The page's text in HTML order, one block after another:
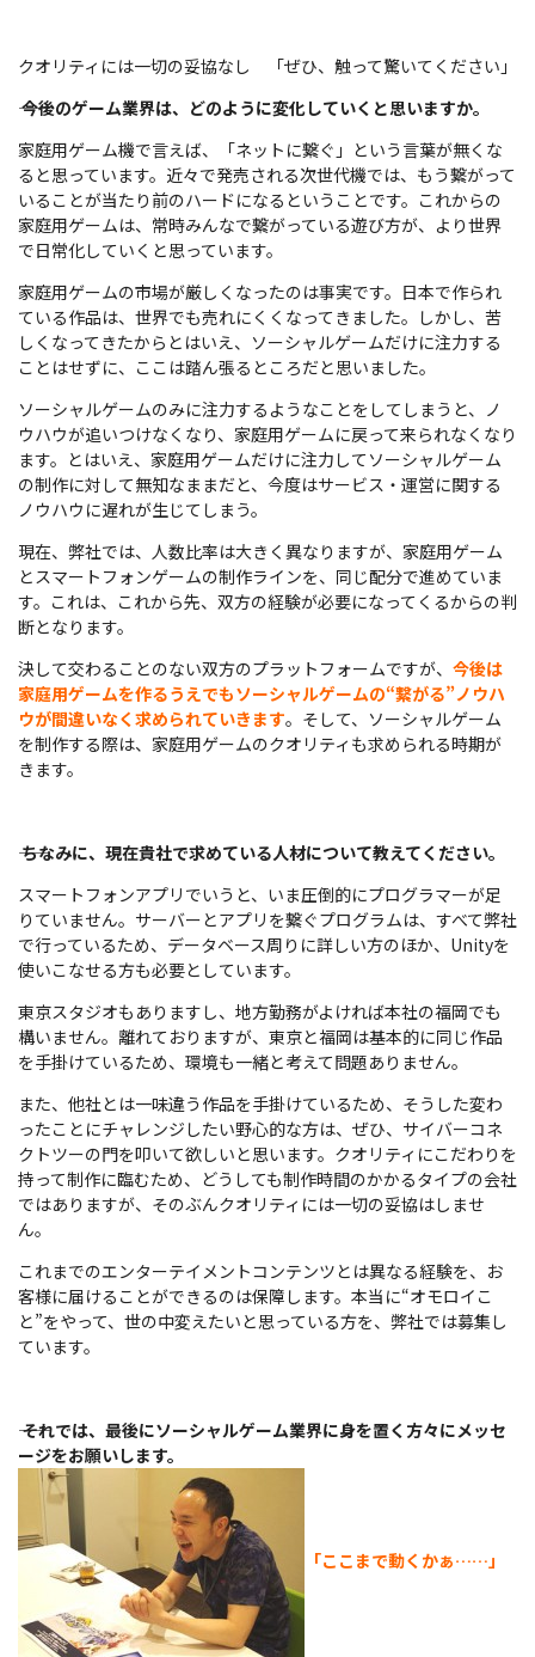
クオリティには一切の妥協なし 「ぜひ、触って驚いてください」
――今後のゲーム業界は、どのように変化していくと思いますか。
家庭用ゲーム機で言えば、「ネットに繋ぐ」という言葉が無くな
ると思っています。近々で発売される次世代機では、もう繋がって
いることが当たり前のハードになるということです。これからの
家庭用ゲームは、常時みんなで繋がっている遊び方が、より世界
で日常化していくと思っています。
家庭用ゲームの市場が厳しくなったのは事実です。日本で作られ
ている作品は、世界でも売れにくくなってきました。しかし、苦
しくなってきたからとはいえ、ソーシャルゲームだけに注力する
ことはせずに、ここは踏ん張るところだと思いました。
ソーシャルゲームのみに注力するようなことをしてしまうと、ノ
ウハウが追いつけなくなり、家庭用ゲームに戻って来られなくなり
ます。とはいえ、家庭用ゲームだけに注力してソーシャルゲーム
の制作に対して無知なままだと、今度はサービス・運営に関する
ノウハウに遅れが生じてしまう。
現在、弊社では、人数比率は大きく異なりますが、家庭用ゲーム
とスマートフォンゲームの制作ラインを、同じ配分で進めていま
す。これは、これから先、双方の経験が必要になってくるからの判
断となります。
決して交わることのない双方のプラットフォームですが、 今後は
家庭用ゲームを作るうえでもソーシャルゲームの“繋がる”ノウハ
ウが間違いなく求められていきます。そして、ソーシャルゲーム
を制作する際は、家庭用ゲームのクオリティも求められる時期が
きます。
――ちなみに、現在貴社で求めている人材について教えてください。
スマートフォンアプリでいうと、いま圧倒的にプログラマーが足
りていません。サーバーとアプリを繋ぐプログラムは、すべて弊社
で行っているため、データベース周りに詳しい方のほか、Unityを
使いこなせる方も必要としています。
東京スタジオもありますし、地方勤務がよければ本社の福岡でも
構いません。離れておりますが、東京と福岡は基本的に同じ作品
を手掛けているため、環境も一緒と考えて問題ありません。
また、他社とは一味違う作品を手掛けているため、そうした変わ
ったことにチャレンジしたい野心的な方は、ぜひ、サイバーコネ
クトツーの門を叩いて欲しいと思います。クオリティにこだわりを
持って制作に臨むため、どうしても制作時間のかかるタイプの会社
ではありますが、そのぶんクオリティには一切の妥協はしませ
ん。
これまでのエンターテイメントコンテンツとは異なる経験を、お
客様に届けることができるのは保障します。本当に“オモロイこ
と”をやって、世の中変えたいと思っている方を、弊社では募集し
ています。
――それでは、最後にソーシャルゲーム業界に身を置く方々にメッセ
ージをお願いします。
「ここまで動くかぁ……」